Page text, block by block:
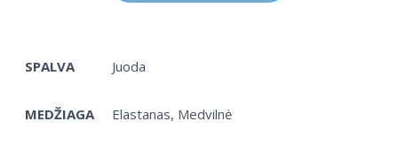
SPALVA Juoda
MEDŽIAGA Elastanas, Medvilnė